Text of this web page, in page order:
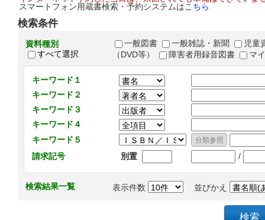
スマートフォン用蔵書検索・予約システムはこちら
検索条件
資料種別
すべて選択
一般図書 一般雑誌・新聞
児童
（DVD等）
障害者用録音図書 マ
キーワード１
キーワード２
キーワード３
キーワード４
キーワード５
請求記号
別置 /
検索結果一覧 表示件数 並びかえ